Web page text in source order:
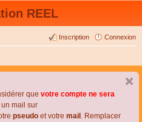
REEL
Connexion
Inscription
que votre compte ne sera
mail sur
pseudo et votre mail . Remplacer